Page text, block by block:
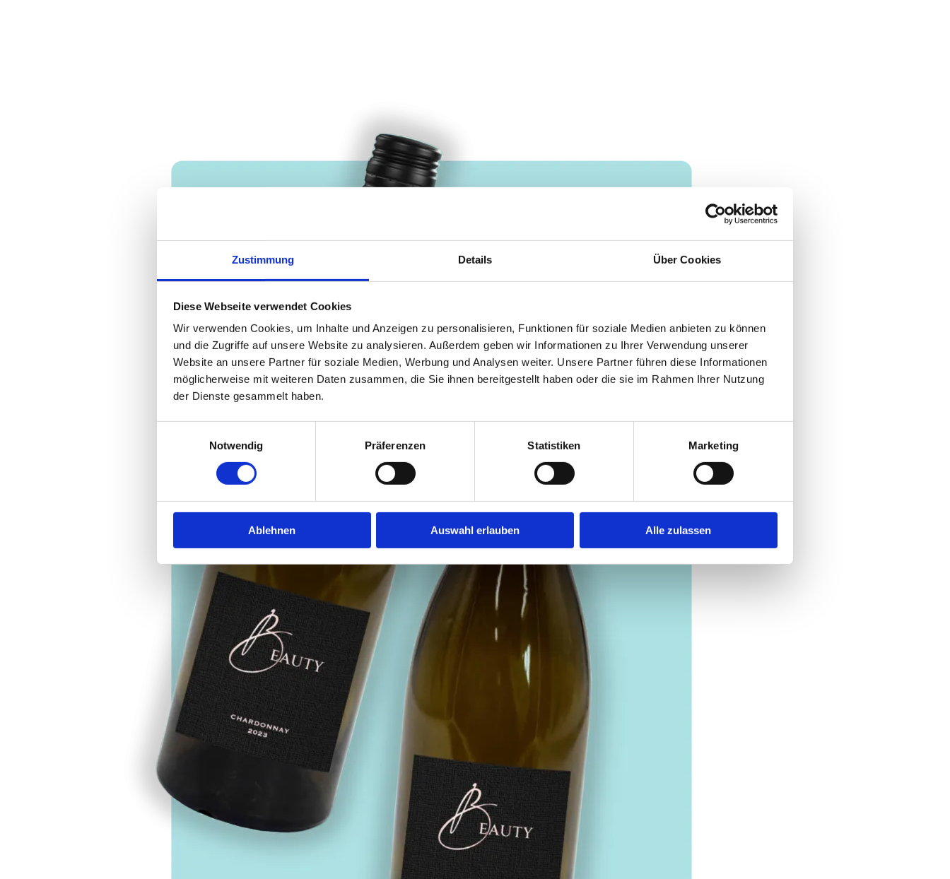
Zustimmung Details Über Cookies
Diese Webseite verwendet Cookies
Wir verwenden Cookies, um Inhalte und Anzeigen zu personalisieren, Funktionen für soziale Medien anbieten zu können
und die Zugriffe auf unsere Website zu analysieren. Außerdem geben wir Informationen zu Ihrer Verwendung unserer
Website an unsere Partner für soziale Medien, Werbung und Analysen weiter. Unsere Partner führen diese Informationen
möglicherweise mit weiteren Daten zusammen, die Sie ihnen bereitgestellt haben oder die sie im Rahmen Ihrer Nutzung
der Dienste gesammelt haben.
Notwendig
Präferenzen Statistiken Marketing
Ablehnen Auswahl erlauben Alle zulassen